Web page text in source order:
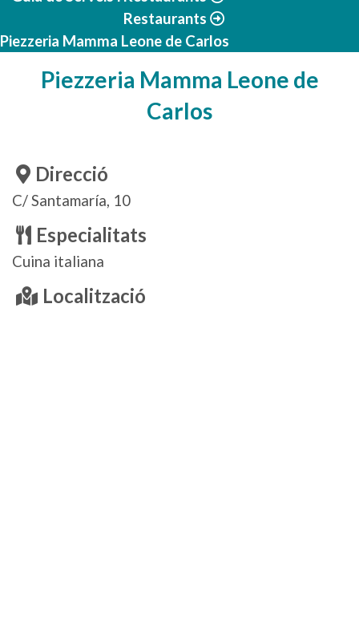
Restaurants
Piezzeria Mamma Leone de Carlos
Piezzeria Mamma Leone de
Carlos
Direcció
C/ Santamaría, 10
Especialitats
Cuina italiana
Localització